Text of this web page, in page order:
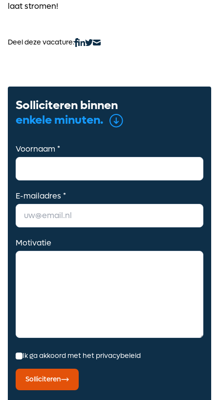
laat stromen!
Deel deze vacature:
Solliciteren binnen
enkele minuten.
Voornaam *
E-mailadres *
Motivatie
Ik ga akkoord met het privacybeleid
Solliciteren
je mailbox